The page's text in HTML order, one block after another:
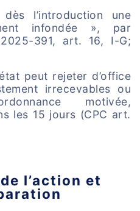
l’introduction une
infondée », par
391, art. 16, I-G;
peut rejeter d’office
irrecevables ou
motivée,
les 15 jours (CPC art.
l’action et